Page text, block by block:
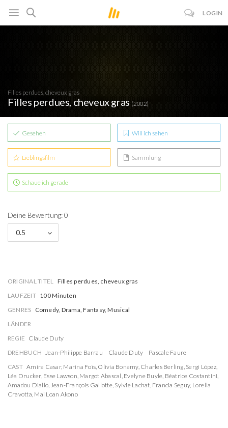
LOGIN
Filles perdues, cheveux gras
Filles perdues, cheveux gras (2002)
Gesehen Will ich sehen
Lieblingsfilm Sammlung
Schaue ich gerade
Deine Bewertung: 0
0.5
ORIGINAL TITEL Filles perdues, cheveux gras
LAUFZEIT 100 Minuten
GENRES Comedy, Drama, Fantasy, Musical
LÄNDER
REGIE Claude Duty
DREHBUCH Jean-Philippe Barrau Claude Duty
Pascale Faure
CAST Amira Casar, Marina Foïs, Olivia Bonamy, Charles Berling, Sergi López,
Léa Drucker, Esse Lawson, Margot Abascal, Evelyne Buyle, Béatrice Costantini,
Amadou Diallo, Jean-François Gallotte, Sylvie Lachat, Francia Seguy, Lorella
Cravotta, Mai Loan Akono